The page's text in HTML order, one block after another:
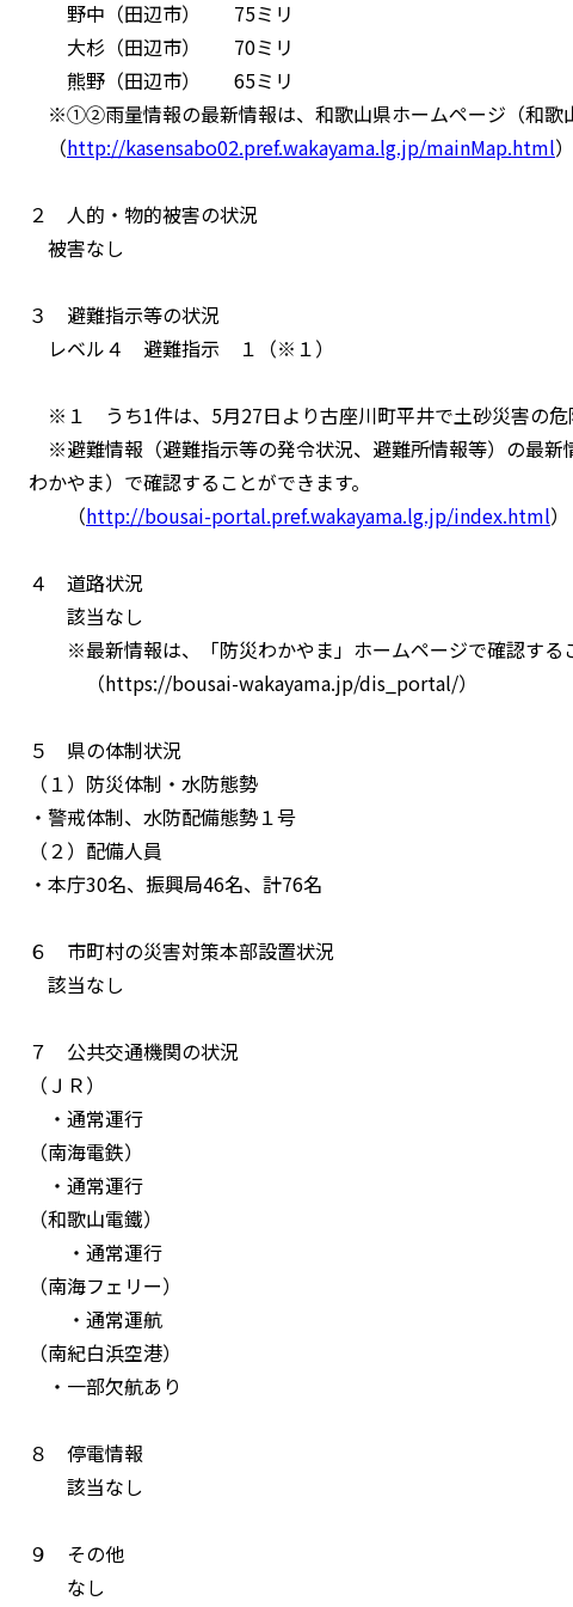
野中（田辺市） 75ミリ
大杉（田辺市） 70ミリ
熊野（田辺市） 65ミリ
※①②雨量情報の最新情報は、和歌山県ホームページ（和歌
（http://kasensabo02.pref.wakayama.lg.jp/mainMap.html）
２ 人的・物的被害の状況
被害なし
３ 避難指示等の状況
レベル４ 避難指示 １（※１）
※１ うち1件は、5月27日より古座川町平井で土砂災害の危
※避難情報（避難指示等の発令状況、避難所情報等）の最新
わかやま）で確認することができます。
（http://bousai-portal.pref.wakayama.lg.jp/index.html）
４ 道路状況
該当なし
※最新情報は、「防災わかやま」ホームページで確認するこ
（https://bousai-wakayama.jp/dis_portal/）
５ 県の体制状況
（１）防災体制・水防態勢
・警戒体制、水防配備態勢１号
（２）配備人員
・本庁30名、振興局46名、計76名
６ 市町村の災害対策本部設置状況
該当なし
７ 公共交通機関の状況
（ＪＲ）
・通常運行
（南海電鉄）
・通常運行
（和歌山電鐵）
・通常運行
（南海フェリー）
・通常運航
（南紀白浜空港）
・一部欠航あり
８ 停電情報
該当なし
９ その他
なし